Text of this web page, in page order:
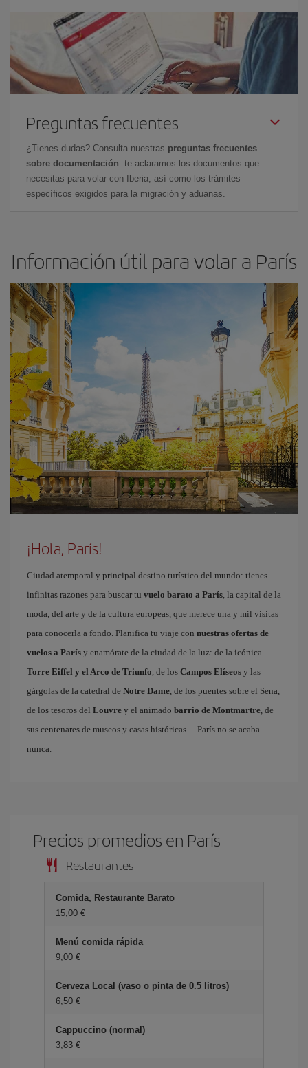
Preguntas frecuentes
¿Tienes dudas? Consulta nuestras preguntas frecuentes
sobre documentación: te aclaramos los documentos que
necesitas para volar con Iberia, así como los trámites
específicos exigidos para la migración y aduanas.
Información útil para volar a París
¡Hola, París!
Ciudad atemporal y principal destino turístico del mundo: tienes
infinitas razones para buscar tu vuelo barato a París, la capital de la
moda, del arte y de la cultura europeas, que merece una y mil visitas
para conocerla a fondo. Planifica tu viaje con nuestras ofertas de
vuelos a París y enamórate de la ciudad de la luz: de la icónica
Torre Eiffel y el Arco de Triunfo, de los Campos Elíseos y las
gárgolas de la catedral de Notre Dame, de los puentes sobre el Sena,
de los tesoros del Louvre y el animado barrio de Montmartre, de
sus centenares de museos y casas históricas… París no se acaba
nunca.
Precios promedios en París
Restaurantes
Comida, Restaurante Barato
15,00 €
Menú comida rápida
9,00 €
Cerveza Local (vaso o pinta de 0.5 litros)
6,50 €
Cappuccino (normal)
3,83 €